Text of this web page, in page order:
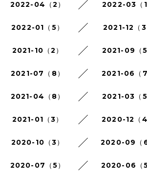
2022-04（2） 2022-03（1
2022-01（5） 2021-12（3
2021-10（2） 2021-09（5
2021-07（8） 2021-06（7
2021-04（8） 2021-03（5
2021-01（3） 2020-12（4
2020-10（3） 2020-09（6
2020-07（5） 2020-06（5